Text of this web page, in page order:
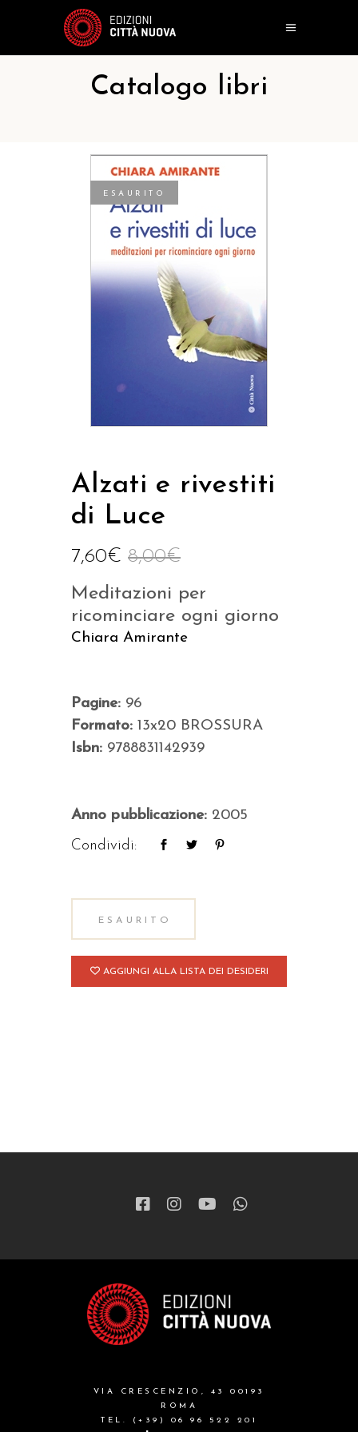
Catalogo libri
ESAURITO
Alzati e rivestiti
di Luce
8,00€
7,60€
Meditazioni per
ricominciare ogni giorno
Chiara Amirante
Pagine: 96
Formato: 13x20 BROSSURA
Isbn: 9788831142939
Anno pubblicazione: 2005
Condividi:
ESAURITO
AGGIUNGI ALLA LISTA DEI DESIDERI
VIA CRESCENZIO, 43 00193
ROMA
TEL. (+39) 06 96 522 201